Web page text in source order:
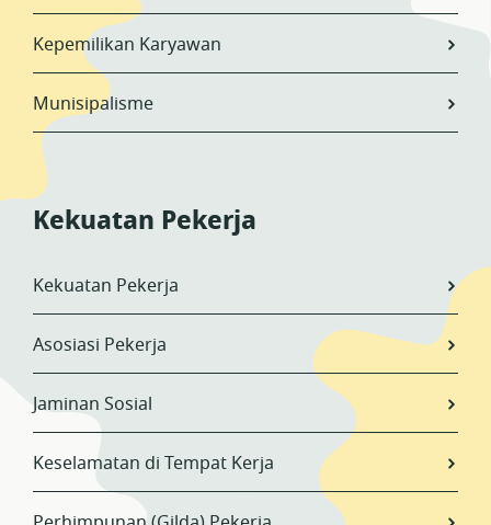
Kepemilikan Karyawan
Munisipalisme
Kekuatan Pekerja
Kekuatan Pekerja
Asosiasi Pekerja
Jaminan Sosial
Keselamatan di Tempat Kerja